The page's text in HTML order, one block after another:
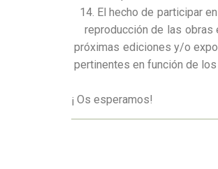
14. El hecho de participar
reproducción de las obras
próximas ediciones y/o
pertinentes en función de
¡ Os esperamos!